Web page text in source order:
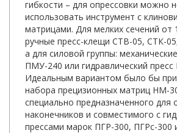
гибкости – для опрессовки можно
использовать инструмент с
матрицами. Для мелких сечений от
ручные пресс-клещи СТВ-05, СТК-
а для силовой группы:
ПМУ-240 или гидравлический
Идеальным вариантом было бы
набора прецизионных матриц НМ-
специально предназначенного для
наконечников и совместимого с
прессами марок ПГР-300, ПГРс-300